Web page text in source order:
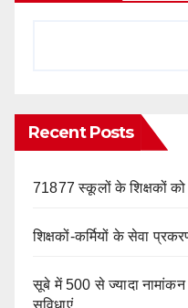
Recent Posts
71877 स्कूलों के शिक्षकों को
शिक्षकों-कर्मियों के सेवा
सूबे में 500 से ज्यादा नामांकन
सुविधाएं